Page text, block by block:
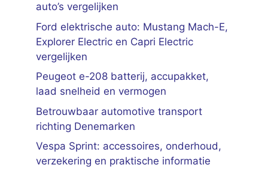
auto’s vergelijken
Ford elektrische auto: Mustang Mach-E,
Explorer Electric en Capri Electric
vergelijken
Peugeot e-208 batterij, accupakket,
laad snelheid en vermogen
Betrouwbaar automotive transport
richting Denemarken
Vespa Sprint: accessoires, onderhoud,
verzekering en praktische informatie